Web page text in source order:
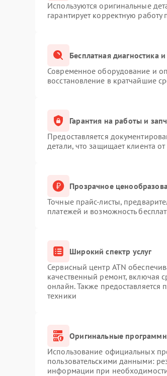
Используются оригинальные
гарантирует корректную
Бесплатная диагностика
Современное оборудование и
восстановление в кратчайшие
Гарантия на работы и
Предоставляется
детали, что защищает клиента
Прозрачное
Точные прайс-листы,
платежей и возможность
Широкий спектр услуг
Сервисный центр ATN
качественный ремонт, включая
онлайн. Также
техники
Оригинальные
Использование официальных
пользовательскими данными:
информации при